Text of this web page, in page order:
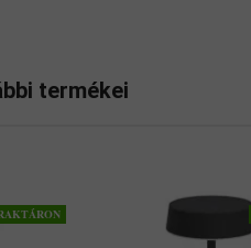
termékei